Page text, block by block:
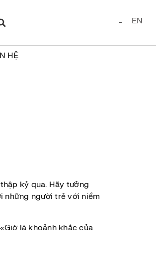
EN
HỆ
kỷ qua. Hãy tưởng
những người trẻ với niềm
là khoảnh khắc của